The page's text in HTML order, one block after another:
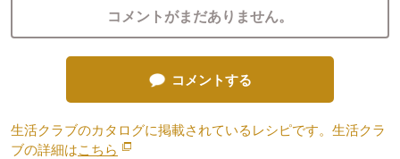
コメントがまだありません。
コメントする
生活クラブのカタログに掲載されているレシピです。生活クラ
ブの詳細はこちら 別のウィンドウで開きます。